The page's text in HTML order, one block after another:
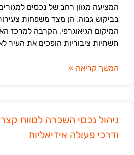
המציעה מגוון רחב של נכסים
בביקוש גבוה, הן מצד משפחות
המיקום הגיאוגרפי, הקרבה למרכז
תשתיות ציבוריות הופכים את העיר
המשך קריאה »
ניהול נכסי השכרה לטווח קצר
ודרכי פעולה אידיאליות